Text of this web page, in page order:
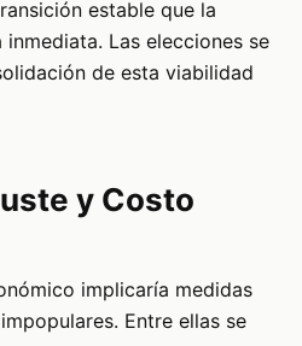
estable que la
Las elecciones se
de esta viabilidad
y Costo
implicaría medidas
Entre ellas se